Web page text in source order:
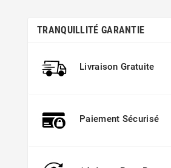
TRANQUILLITÉ GARANTIE
Livraison Gratuite
Paiement Sécurisé